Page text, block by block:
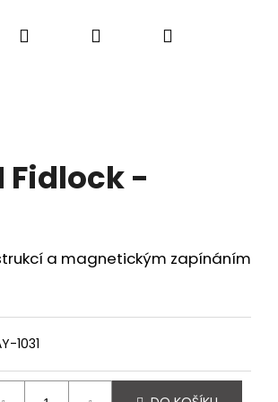
Hledat PřihlášeníNákupní
Fidlock -
a magnetickým zapínáním
1031